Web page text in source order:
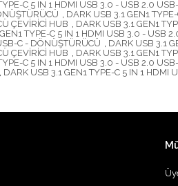
C 5 IN 1 HDMI USB 3.0 - USB 2.0
DARK USB 3.1 GEN1
ÇEVİRİCİ HUB
DARK USB 3.1 GEN1
TYPE-C 5 IN 1 HDMI USB 3.0 - USB
C - DÖNÜŞTÜRÜCÜ
DARK USB 3.1
ÇEVİRİCİ HUB
DARK USB 3.1 GEN1
C 5 IN 1 HDMI USB 3.0 - USB 2.0
DARK USB 3.1 GEN1 TYPE-C 5 IN 1 HDMI